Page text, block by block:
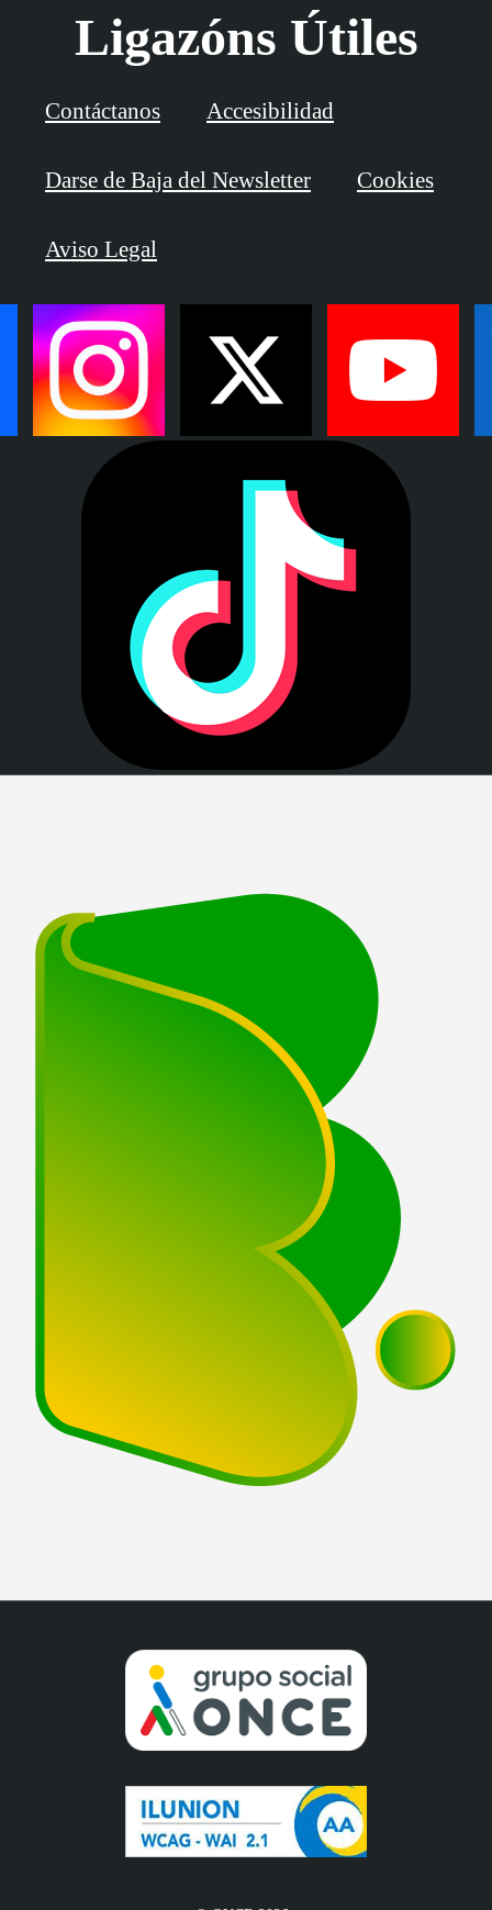
Ligazóns Útiles
Contáctanos Accesibilidad
Darse de Baja del Newsletter Cookies
Aviso Legal